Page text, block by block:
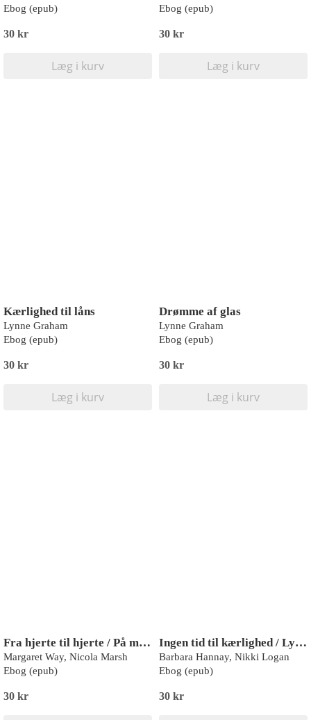
Ebog (epub)
30 kr
Læg i kurv
Ebog (epub)
30 kr
Læg i kurv
Kærlighed til låns
Lynne Graham
Ebog (epub)
30 kr
Læg i kurv
Drømme af glas
Lynne Graham
Ebog (epub)
30 kr
Læg i kurv
Fra hjerte til hjerte / På miraklernes tid
Margaret Way, Nicola Marsh
Ebog (epub)
30 kr
Ingen tid til kærlighed / Lys, kamera og ... kys!
Barbara Hannay, Nikki Logan
Ebog (epub)
30 kr